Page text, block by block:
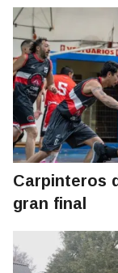
Carpinteros
gran final